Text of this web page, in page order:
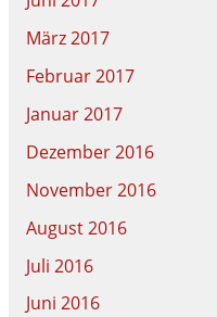
März 2017
Februar 2017
Januar 2017
Dezember 2016
November 2016
August 2016
Juli 2016
Juni 2016